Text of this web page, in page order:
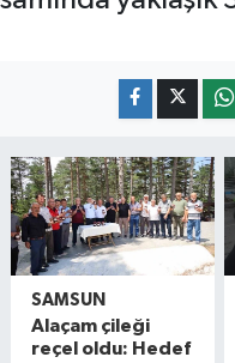
SAMSUN
Alaçam çileği
reçel oldu: Hedef